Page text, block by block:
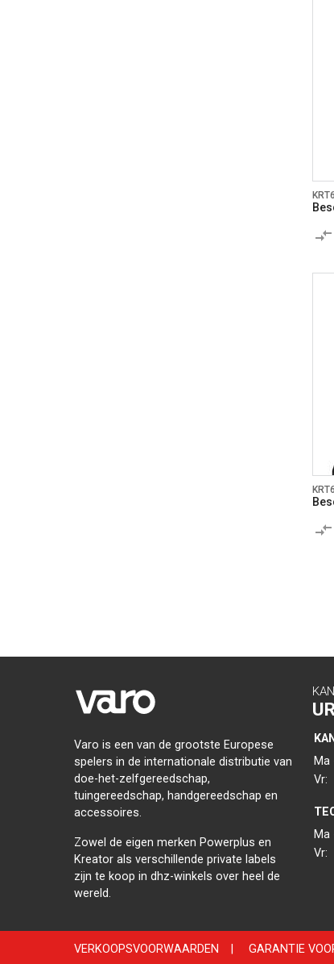
Varo is een van de grootste Europese
spelers in de internationale distributie van
doe-het-zelfgereedschap,
tuingereedschap, handgereedschap en
accessoires.
Zowel de eigen merken Powerplus en
Kreator als verschillende private labels
zijn te koop in dhz-winkels over heel de
wereld.
Ma
Vr:
Ma
Vr:
VERKOOPSVOORWAARDEN GARANTIE